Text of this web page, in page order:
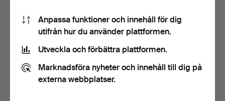
TEATERKIKARE,
mässing/pärlemor med
tillhör…
Klubbades 29 apr 2025
5 bud
43 USD
KIKARE, Nikon Action
10X50 6.5.
14 bud
106 USD
Anpassa funktioner och innehåll för dig
utifrån hur du använder plattformen.
Utveckla och förbättra plattformen.
Marknadsföra nyheter och innehåll till dig på
externa webbplatser.